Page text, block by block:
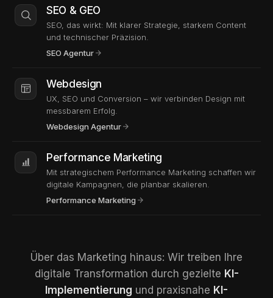
SEO & GEO
SEO, das wirkt: Mit klarer Strategie, starkem Content
und technischer Präzision.
SEO Agentur
Webdesign
UX, SEO und Conversion – wir verbinden Design mit
messbarem Erfolg.
Webdesign Agentur
Performance Marketing
Mit strategischem Performance Marketing schaffen wir
digitale Kampagnen, die planbar skalieren.
Performance Marketing
Über das Marketing hinaus: Wir treiben Ihre
digitale Transformation durch gezielte KI-
Implementierung und praxisnahe KI-